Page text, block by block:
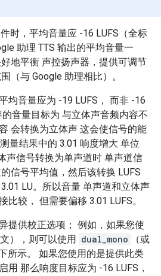
时，平均音量应 -16 LUFS（全标
助理 TTS 输出的平均音量一
地平衡 声控扬声器，提供可调节
（与 Google 助理相比）。
均音量应为 -19 LUFS， 而非 -16
音量目标为 与立体声音频内容不
会转换为立体声 这会使信号的能
量结果中的 3.01 响度增大 单位
声信号转换为单声道时 单声道信
信号平均值，然后该转换 LUFS
LU。所以音量 单声道和立体声
比较， 但需要偏移 3.01 LUFS。
提供校正选项； 例如，如果您使
文），则可以使用 dual_mono
（或
所示。 如果您使用的是提供此类
用 那么响度目标应为 -16 LUFS，